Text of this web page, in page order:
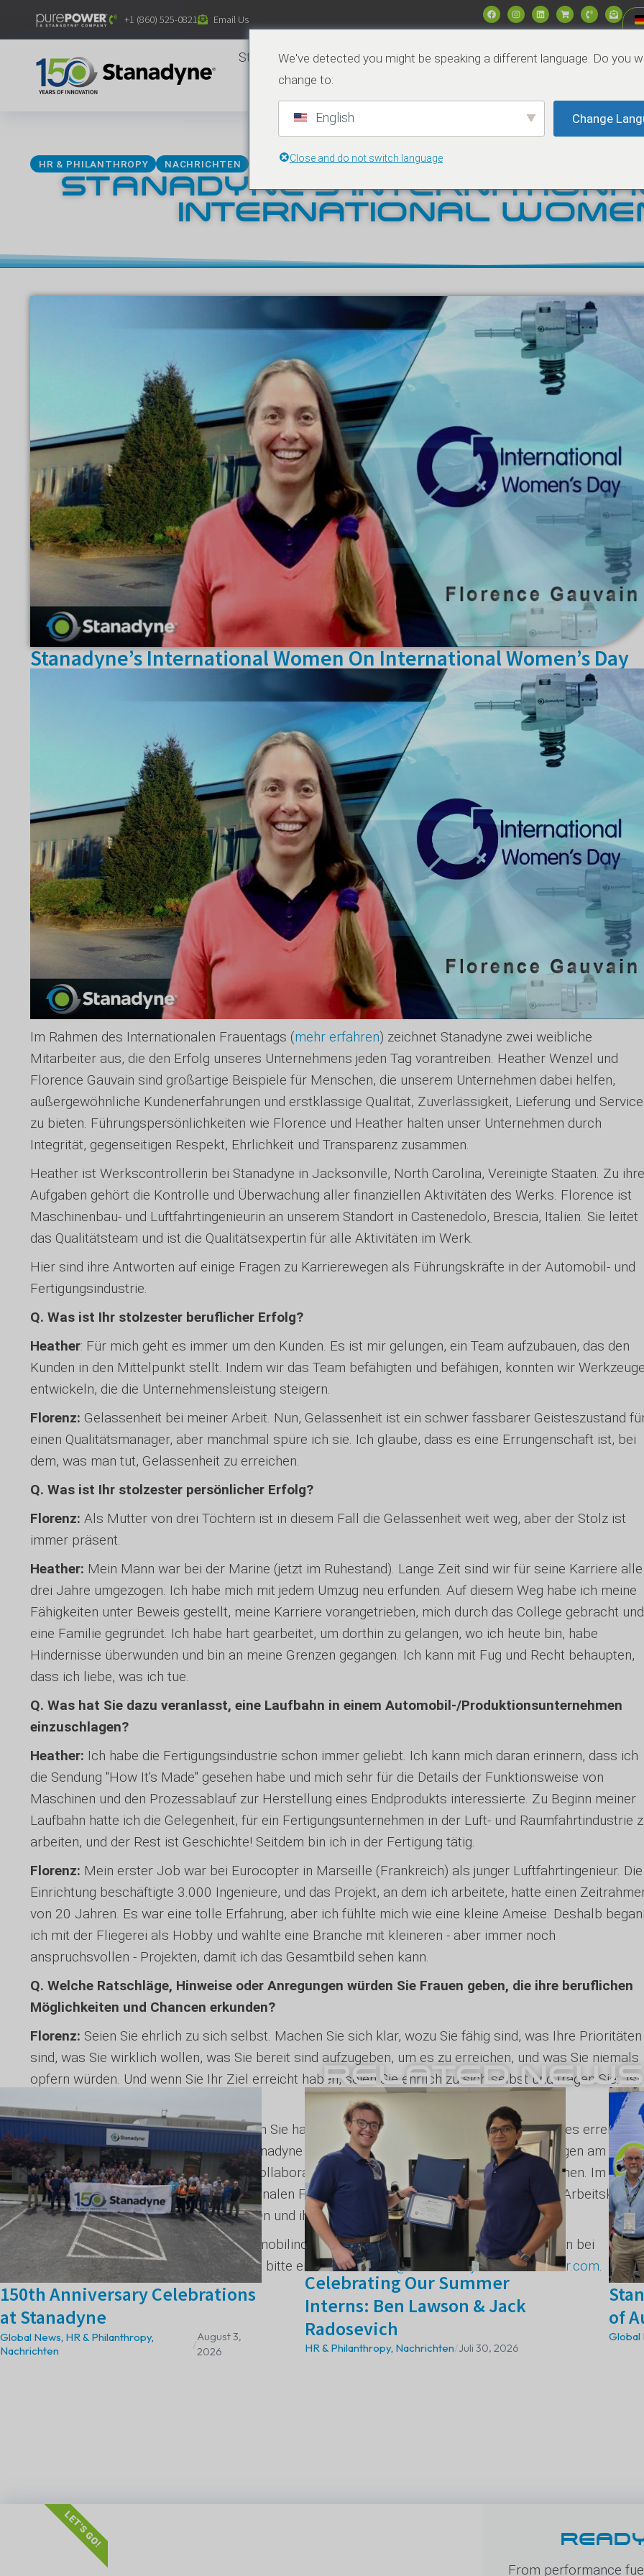
springen
+1 (860) 525-0821 Email Us
Startseite Produkte Märkte Data & Specs
HR & PHILANTHROPY NACHRICHTEN MÄRZ 5, 2021
STANADYNE’S
INTERNATIONAL
Stanadyne’s International Women On International Women’s Day
Im Rahmen des Internationalen Frauentags (mehr erfahren) zeichnet Stanadyne zwei weibliche
Mitarbeiter aus, die den Erfolg unseres Unternehmens jeden Tag vorantreiben. Heather Wenzel und
Florence Gauvain sind großartige Beispiele für Menschen, die unserem Unternehmen dabei helfen,
außergewöhnliche Kundenerfahrungen und erstklassige Qualität, Zuverlässigkeit, Lieferung und Service
zu bieten. Führungspersönlichkeiten wie Florence und Heather halten unser Unternehmen durch
Integrität, gegenseitigen Respekt, Ehrlichkeit und Transparenz zusammen.
Heather ist Werkscontrollerin bei Stanadyne in Jacksonville, North Carolina, Vereinigte Staaten. Zu
Aufgaben gehört die Kontrolle und Überwachung aller finanziellen Aktivitäten des Werks. Florence ist
Maschinenbau- und Luftfahrtingenieurin an unserem Standort in Castenedolo, Brescia, Italien. Sie leitet
das Qualitätsteam und ist die Qualitätsexpertin für alle Aktivitäten im Werk.
Hier sind ihre Antworten auf einige Fragen zu Karrierewegen als Führungskräfte in der Automobil- und
Fertigungsindustrie.
Q. Was ist Ihr stolzester beruflicher Erfolg?
Heather: Für mich geht es immer um den Kunden. Es ist mir gelungen, ein Team aufzubauen, das den
Kunden in den Mittelpunkt stellt. Indem wir das Team befähigten und befähigen, konnten wir
entwickeln, die die Unternehmensleistung steigern.
Florenz: Gelassenheit bei meiner Arbeit. Nun, Gelassenheit ist ein schwer fassbarer Geisteszustand
einen Qualitätsmanager, aber manchmal spüre ich sie. Ich glaube, dass es eine Errungenschaft ist, bei
dem, was man tut, Gelassenheit zu erreichen.
Q. Was ist Ihr stolzester persönlicher Erfolg?
Florenz: Als Mutter von drei Töchtern ist in diesem Fall die Gelassenheit weit weg, aber der Stolz ist
immer präsent.
Heather: Mein Mann war bei der Marine (jetzt im Ruhestand). Lange Zeit sind wir für seine Karriere alle
drei Jahre umgezogen. Ich habe mich mit jedem Umzug neu erfunden. Auf diesem Weg habe ich meine
Fähigkeiten unter Beweis gestellt, meine Karriere vorangetrieben, mich durch das College gebracht und
eine Familie gegründet. Ich habe hart gearbeitet, um dorthin zu gelangen, wo ich heute bin, habe
Hindernisse überwunden und bin an meine Grenzen gegangen. Ich kann mit Fug und Recht behaupten,
dass ich liebe, was ich tue.
Q. Was hat Sie dazu veranlasst, eine Laufbahn in einem Automobil-/Produktionsunternehmen
einzuschlagen?
Heather: Ich habe die Fertigungsindustrie schon immer geliebt. Ich kann mich daran erinnern, dass ich
die Sendung "How It's Made" gesehen habe und mich sehr für die Details der Funktionsweise von
Maschinen und den Prozessablauf zur Herstellung eines Endprodukts interessierte. Zu Beginn meiner
Laufbahn hatte ich die Gelegenheit, für ein Fertigungsunternehmen in der Luft- und Raumfahrtindustrie
arbeiten, und der Rest ist Geschichte! Seitdem bin ich in der Fertigung tätig.
Florenz: Mein erster Job war bei Eurocopter in Marseille (Frankreich) als junger Luftfahrtingenieur. Die
Einrichtung beschäftigte 3.000 Ingenieure, und das Projekt, an dem ich arbeitete, hatte einen
von 20 Jahren. Es war eine tolle Erfahrung, aber ich fühlte mich wie eine kleine Ameise. Deshalb
ich mit der Fliegerei als Hobby und wählte eine Branche mit kleineren - aber immer noch
anspruchsvollen - Projekten, damit ich das Gesamtbild sehen kann.
Q. Welche Ratschläge, Hinweise oder Anregungen würden Sie Frauen geben, die ihre beruflichen
Möglichkeiten und Chancen erkunden?
Florenz: Seien Sie ehrlich zu sich selbst. Machen Sie sich klar, wozu Sie fähig sind, was Ihre Prioritäten
sind, was Sie wirklich wollen, was Sie bereit sind aufzugeben, um es zu erreichen, und was Sie niemals
opfern würden. Und wenn Sie Ihr Ziel erreicht haben, seien Sie ehrlich zu sich selbst und fragen Sie: "Ist
Heather:Haben Sie Vertrauen, arbeiten Sie hart und geben Sie niemals auf. Sie können alles erreichen,
was Sie sich vorgenommen haben. Stanadyne ist davon überzeugt, dass innovative Lösungen am
in einem vielfältigen, integrativen und kollaborativen Arbeitsumfeld entwickelt werden können. Im
Einklang mit der Mission des Internationalen Frauentags unterstützen wir eine integrative Arbeitskultur,
in der die Karrieren von Frauen gedeihen und ihre Leistungen gefeiert werden.
Wenn Sie an einer Karriere in der Automobilindustrie, der Fertigung oder im Ingenieurwesen bei
Stanadyne interessiert sind, senden Sie bitte eine E-Mail an
hr@s5c.72e.mywebsitetransfer.com.
RELATED NEWS
150th Anniversary Celebrations
at Stanadyne
Global News, HR & Philanthropy,
Nachrichten
/
August 3,
2026
Celebrating Our Summer
Interns: Ben Lawson & Jack
Radosevich
HR & Philanthropy, Nachrichten/Juli 30, 2026
of
Global
From performance
LET'S GO!
We've detected you might be speaking a different language. Do you
change to:
English Change
Close and do not switch language